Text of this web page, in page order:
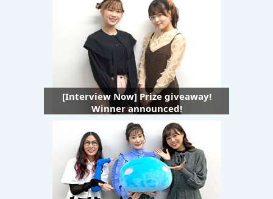
[Interview Now] Prize giveaway!
Winner announced!